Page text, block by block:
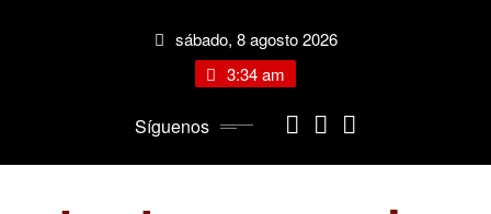
sábado, 8 agosto 2026
3:34 am
Síguenos